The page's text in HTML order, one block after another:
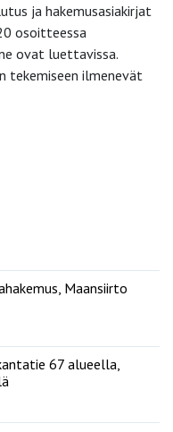
ja hakemusasiakirjat
osoitteessa
ovat luettavissa.
tekemiseen ilmenevät
Maansiirto
67 alueella,